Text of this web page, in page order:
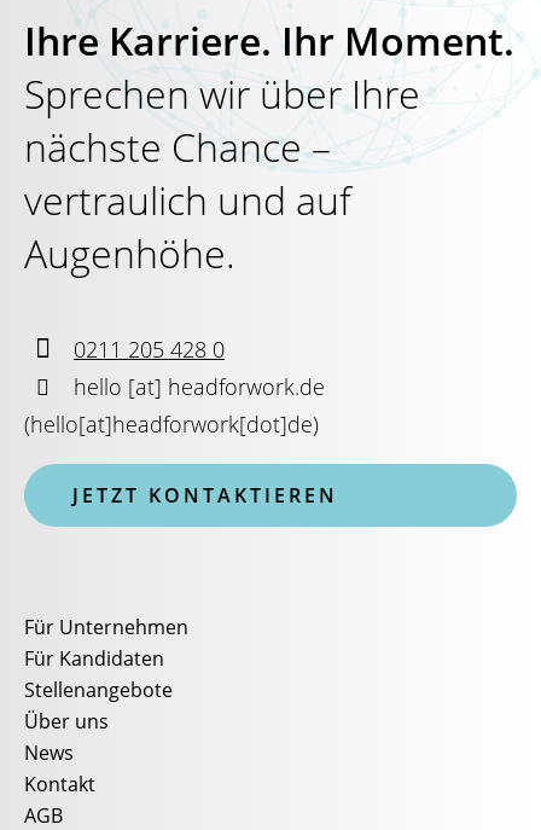
Ihre Karriere. Ihr Moment.
Sprechen wir über Ihre
nächste Chance –
vertraulich und auf
Augenhöhe.

0211 205 428 0

hello [at] headforwork.de
(hello[at]headforwork[dot]de)
JETZT KONTAKTIEREN
Für Unternehmen
Für Kandidaten
Stellenangebote
Über uns
News
Kontakt
AGB